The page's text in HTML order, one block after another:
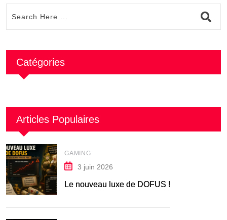
Catégories
Articles Populaires
GAMING
3 juin 2026
Le nouveau luxe de DOFUS !